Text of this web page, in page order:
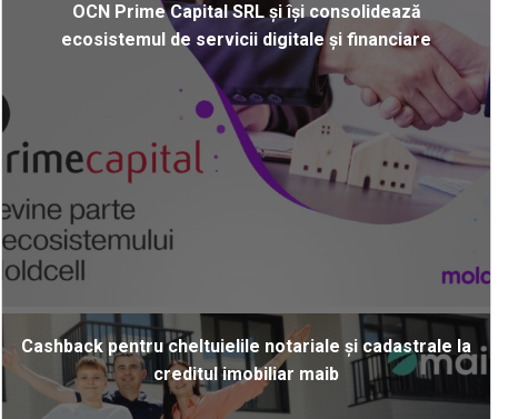
OCN Prime Capital SRL și își consolidează
ecosistemul de servicii digitale și financiare
Cashback pentru cheltuielile notariale și cadastrale la
creditul imobiliar maib